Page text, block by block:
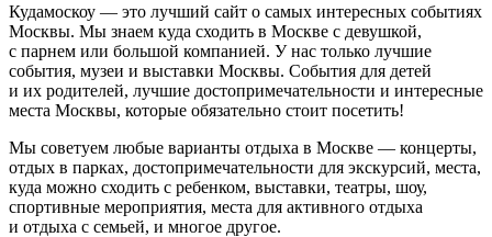
Кудамоскоу — это лучший сайт о самых интересных событиях
Москвы. Мы знаем куда сходить в Москве с девушкой,
с парнем или большой компанией. У нас только лучшие
события, музеи и выставки Москвы. События для детей
и их родителей, лучшие достопримечательности и интересные
места Москвы, которые обязательно стоит посетить!
Мы советуем любые варианты отдыха в Москве — концерты,
отдых в парках, достопримечательности для экскурсий, места,
куда можно сходить с ребенком, выставки, театры, шоу,
спортивные мероприятия, места для активного отдыха
и отдыха с семьей, и многое другое.